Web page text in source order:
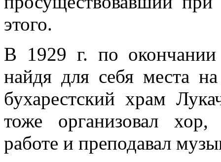
этого.
В 1929 г. по окончании
найдя для себя места
бухарестский храм
тоже организовал хор,
работе и преподавал